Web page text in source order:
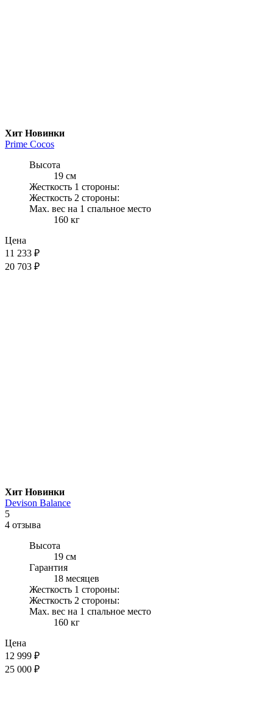
Хит Новинки
Prime Cocos
Высота
19 см
Жесткость 1 стороны:
Жесткость 2 стороны:
Max. вес на 1 спальное место
160 кг
Цена
11 233 ₽
20 703 ₽
Хит Новинки
Devison Balance
5
4 отзыва
Высота
19 см
Гарантия
18 месяцев
Жесткость 1 стороны:
Жесткость 2 стороны:
Max. вес на 1 спальное место
160 кг
Цена
12 999 ₽
25 000 ₽